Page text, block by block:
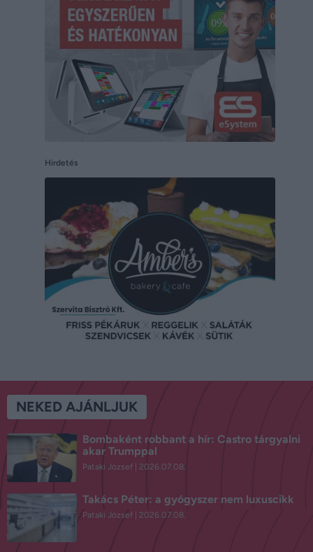
Hirdetés
NEKED AJÁNLJUK
Bombaként robbant a hír: Castro tárgyalni
akar Trumppal
Pataki József 2026.07.08.
Takács Péter: a gyógyszer nem luxuscikk
Pataki József 2026.07.08.